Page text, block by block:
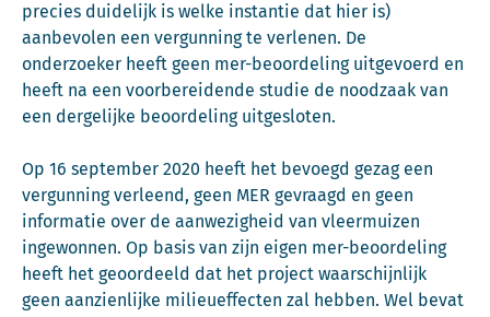
precies duidelijk is welke instantie dat hier is)
aanbevolen een vergunning te verlenen. De
onderzoeker heeft geen mer-beoordeling uitgevoerd en
heeft na een voorbereidende studie de noodzaak van
een dergelijke beoordeling uitgesloten.
Op 16 september 2020 heeft het bevoegd gezag een
vergunning verleend, geen MER gevraagd en geen
informatie over de aanwezigheid van vleermuizen
ingewonnen. Op basis van zijn eigen mer-beoordeling
heeft het geoordeeld dat het project waarschijnlijk
geen aanzienlijke milieueffecten zal hebben. Wel bevat